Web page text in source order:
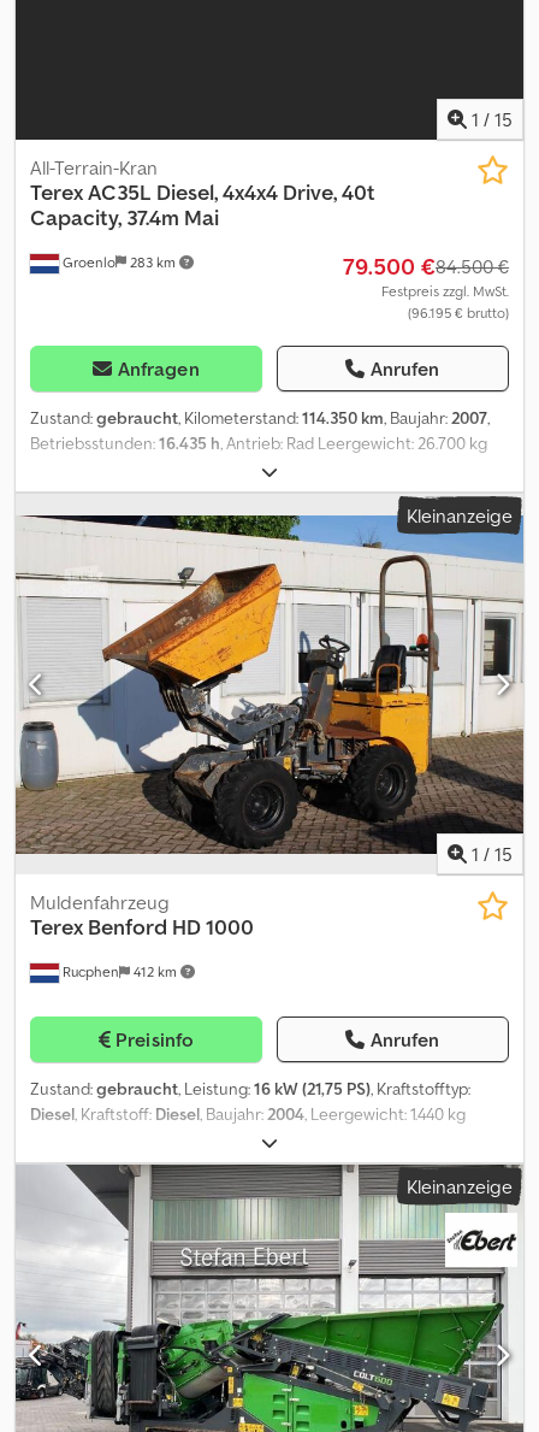
1 / 15
Groenlo 283 km
All-Terrain-Kran
TerexAC35L Diesel, 4x4x4 Drive, 40t
Capacity, 37.4m Mai
79.500 €84.500 €
Festpreis zzgl. MwSt.
(96.195 € brutto)
Anfragen Anrufen
Zustand:gebraucht, Kilometerstand:114.350 km, Baujahr:2007,
Betriebsstunden:16.435 h, Antrieb: Rad Leergewicht: 26.700 kg
Hubkapazität: 40.000 kg Abmessungen des Laderaums: 1080 x 255
x 370 cm Seriennummer: 251374 Zustand der Bereifung vorne: 70
Zustand der Bereifung hinten: 70 Wenden Sie sich an PFEIFER
GROUP, um weitere Informationen zu erhalten. Dedpex Dg Slsfx
Anmewa
Kleinanzeige
1 / 15
Rucphen 412 km
Muldenfahrzeug
Terex Benford HD 1000
Preisinfo Anrufen
Zustand:gebraucht, Leistung:16 kW (21,75 PS), Kraftstofftyp:
Diesel, Kraftstoff: Diesel, Baujahr:2004, Leergewicht: 1.440 kg
Motormarke: Kubota Max. Nutzlast: 1000 kg Wenden Sie sich an
J.A.J. Jansen, um weitere Informationen zu erhalten. Dwodpfx Aey
Nhwionmea
Kleinanzeige